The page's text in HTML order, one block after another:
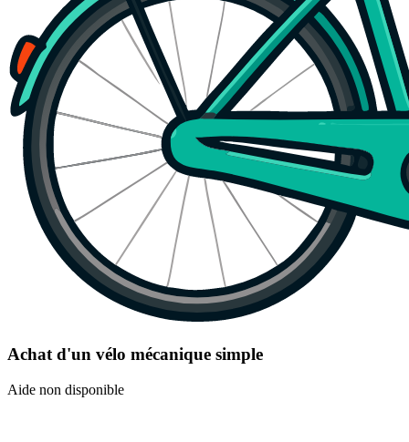
Achat d'un vélo mécanique simple
Aide non disponible